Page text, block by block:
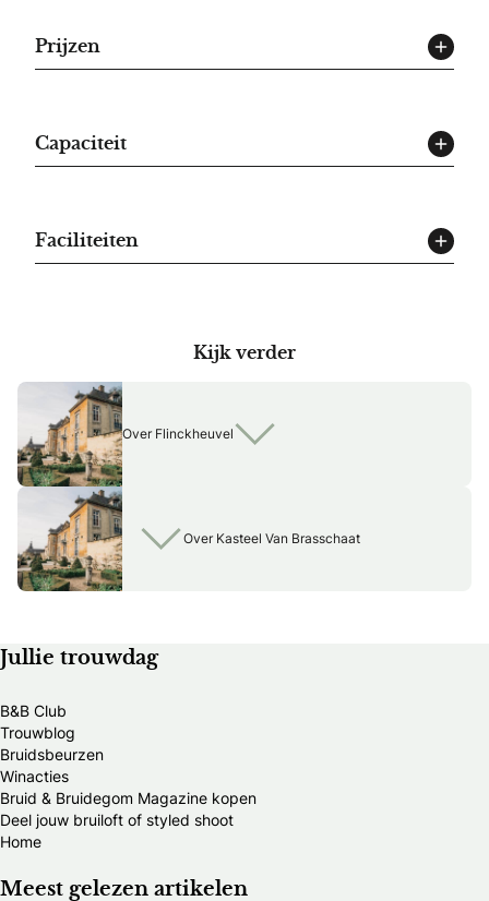
Prijzen
Capaciteit
Faciliteiten
Kijk verder
Over Kasteel Van Brasschaat
Over Flinckheuvel
Jullie trouwdag
B&B Club
Trouwblog
Bruidsbeurzen
Winacties
Bruid & Bruidegom Magazine kopen
Deel jouw bruiloft of styled shoot
Home
Meest gelezen artikelen